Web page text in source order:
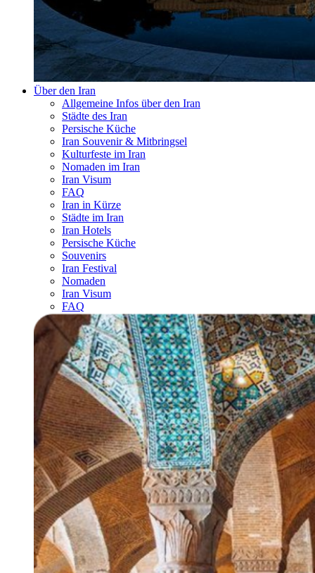
Über den Iran
Allgemeine Infos über den Iran
Städte des Iran
Persische Küche
Iran Souvenir & Mitbringsel
Kulturfeste im Iran
Nomaden im Iran
Iran Visum
FAQ
Iran in Kürze
Städte im Iran
Iran Hotels
Persische Küche
Souvenirs
Iran Festival
Nomaden
Iran Visum
FAQ